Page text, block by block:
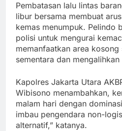
Pembatasan lalu lintas
libur bersama membuat
kemas menumpuk. Pelindo
polisi untuk mengurai
memanfaatkan area
sementara dan
Kapolres Jakarta Utara
Wibisono menambahkan,
malam hari dengan
imbau pengendara non-
alternatif,” katanya.